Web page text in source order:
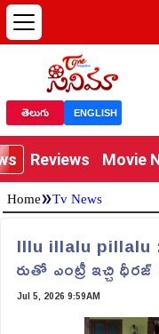
తెలుగు ENGLISH
Reviews Movie
Home»Tv News
Illu illalu pillalu
రుతో ఎంట్రీ ఇచ్చి ధీరజ్
Jul 5, 2026 9:59AM